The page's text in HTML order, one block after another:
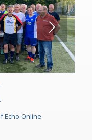
Echo-Online